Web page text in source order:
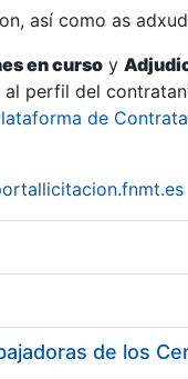
así como as
en curso y
perfil del
de